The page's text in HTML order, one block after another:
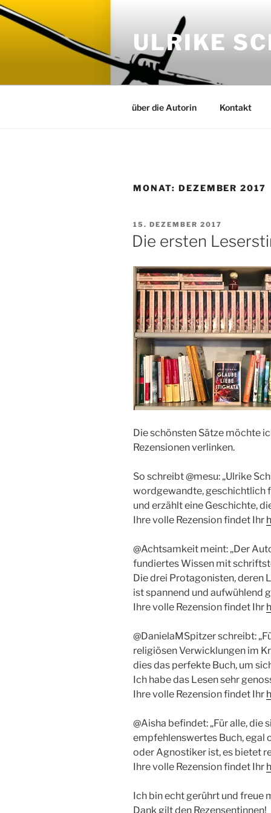
Zum
Inhalt
springen
ULRIKE
über die Autorin Kontakt
MONAT: DEZEMBER 2017
VERÖFFENTLICHT
AM
15. DEZEMBER 2017
Die ersten
Die schönsten Sätze möchte
Rezensionen verlinken.
So schreibt @mesu: „Ulrike
wordgewandte, geschichtlich
und erzählt eine Geschichte,
Ihre volle Rezension findet Ihr
@Achtsamkeit meint: „Der
fundiertes Wissen mit
Die drei Protagonisten, deren
ist spannend und aufwühlend
Ihre volle Rezension findet Ihr
@DanielaMSpitzer schreibt:
religiösen Verwicklungen im
dies das perfekte Buch, um
Ich habe das Lesen sehr
Ihre volle Rezension findet Ihr
@Aisha befindet: „Für alle,
empfehlenswertes Buch, egal
oder Agnostiker ist, es bietet
Ihre volle Rezension findet Ihr
Ich bin echt gerührt und freue
Dank gilt den Rezensentinnen!